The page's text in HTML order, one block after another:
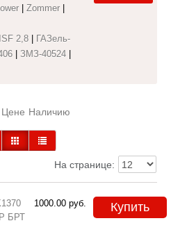
Zommer
2,8
ГАЗель-
ЗМЗ-40524
Цене Наличию
На странице:
БРТ
1000.00 руб. Купить